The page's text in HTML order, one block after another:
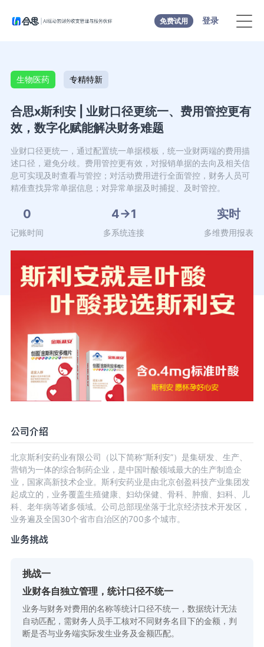
免费试用 登录
生物医药 专精特新
合思x斯利安 | 业财口径更统一、费用管控更有
效，数字化赋能解决财务难题
业财口径更统一，通过配置统一单据模板，统一业财两端的费用描
述口径，避免分歧。费用管控更有效，对报销单据的去向及相关信
息可实现及时查看与管控；对活动费用进行全面管控，财务人员可
精准查找异常单据信息；对异常单据及时捕捉、及时管控。
0
记账时间
4→1
多系统连接
实时
多维费用报表
公司介绍
北京斯利安药业有限公司（以下简称“斯利安”）是集研发、生产、
营销为一体的综合制药企业，是中国叶酸领域最大的生产制造企
业，国家高新技术企业。斯利安药业是由北京创盈科技产业集团发
起成立的，业务覆盖生殖健康、妇幼保健、骨科、肿瘤、妇科、儿
科、老年病等诸多领域。公司总部现坐落于北京经济技术开发区，
业务遍及全国30个省市自治区的700多个城市。
业务挑战
挑战一
业财各自独立管理，统计口径不统一
业务与财务对费用的名称等统计口径不统一，数据统计无法
自动匹配，需财务人员手工核对不同财务名目下的金额，判
断是否与业务端实际发生业务及金额匹配。